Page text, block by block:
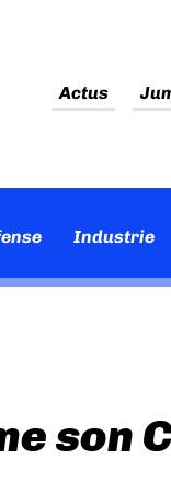
Actus
Industrie
son